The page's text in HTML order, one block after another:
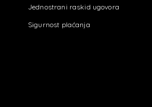
Jednostrani raskid ugovora
Sigurnost plaćanja